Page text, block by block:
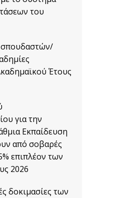
του
σπουδαστών/
Έτους
για την
Εκπαίδευση
από σοβαρές
επιπλέον των
2026
δοκιμασίες των